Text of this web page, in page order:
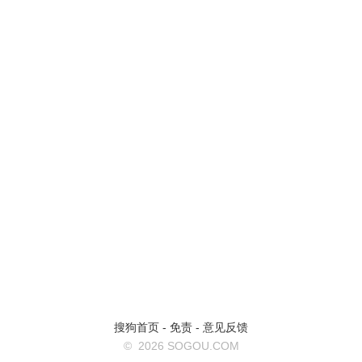
搜狗首页 - 免责 - 意见反馈
© 2026 SOGOU.COM